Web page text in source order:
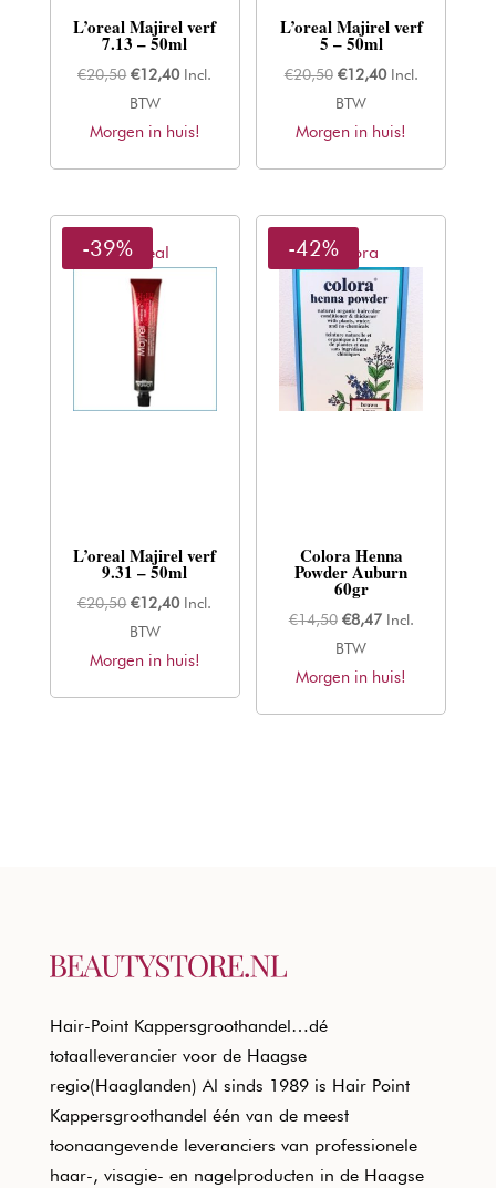
L’oreal Majirel verf
7.13 – 50ml
€20,50 Oorspronkelijke
prijs
was:
€12,40Huidige
is:
Incl.
BTW
Morgen in huis!
L’oreal Majirel verf
5 – 50ml
€20,50 Oorspronkelijke
prijs
was:
€12,40Huidige
is:
Incl.
BTW
Morgen in huis!
L'oreal
-39%
L’oreal Majirel verf
9.31 – 50ml
€20,50 Oorspronkelijke
prijs
was:
€12,40Huidige
is:
Incl.
BTW
Morgen in huis!
Colora
-42%
Colora Henna
Powder Auburn
60gr
€14,50 Oorspronkelijke
prijs
was:
€8,47Huidige
is:
Incl.
BTW
Morgen in huis!
Hair-Point Kappersgroothandel…dé
totaalleverancier voor de Haagse
regio(Haaglanden) Al sinds 1989 is Hair Point
Kappersgroothandel één van de meest
toonaangevende leveranciers van professionele
haar-, visagie- en nagelproducten in de Haagse